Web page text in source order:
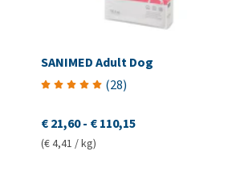
SANIMED Adult Dog
(28)
€ 21,60 - € 110,15
(€ 4,41 / kg)